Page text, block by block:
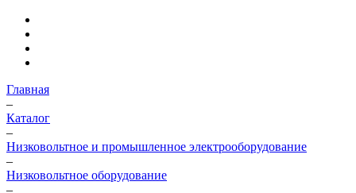
Главная
–
Каталог
–
Низковольтное и промышленное электрооборудование
–
Низковольтное оборудование
–